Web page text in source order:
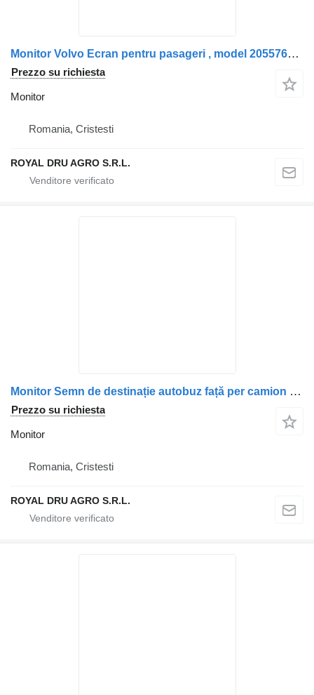
Monitor Volvo Ecran pentru pasageri , model 20557622/20998104/21164914 per camion
Prezzo su richiesta
Monitor
Romania, Cristesti
ROYAL DRU AGRO S.R.L.
Monitor Semn de destinație autobuz față per camion Volvo LED 24×160
Prezzo su richiesta
Monitor
Romania, Cristesti
ROYAL DRU AGRO S.R.L.